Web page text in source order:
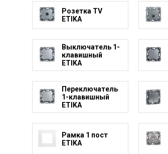
Розетка TV
ETIKA
Выключатель 1-
клавишный
ETIKA
Переключатель
1-клавишный
ETIKA
Рамка 1 пост
ETIKA